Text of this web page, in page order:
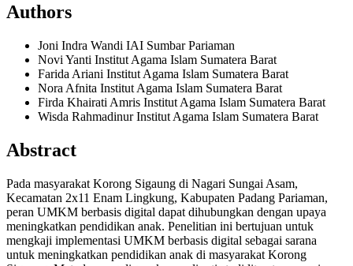
Authors
Joni Indra Wandi IAI Sumbar Pariaman
Novi Yanti Institut Agama Islam Sumatera Barat
Farida Ariani Institut Agama Islam Sumatera Barat
Nora Afnita Institut Agama Islam Sumatera Barat
Firda Khairati Amris Institut Agama Islam Sumatera Barat
Wisda RahmadinurInstitut Agama Islam Sumatera Barat
Abstract
Pada masyarakat Korong Sigaung di Nagari Sungai Asam,
Kecamatan 2x11 Enam Lingkung, Kabupaten Padang Pariaman,
peran UMKM berbasis digital dapat dihubungkan dengan upaya
meningkatkan pendidikan anak. Penelitian ini bertujuan untuk
mengkaji implementasi UMKM berbasis digital sebagai sarana
untuk meningkatkan pendidikan anak di masyarakat Korong